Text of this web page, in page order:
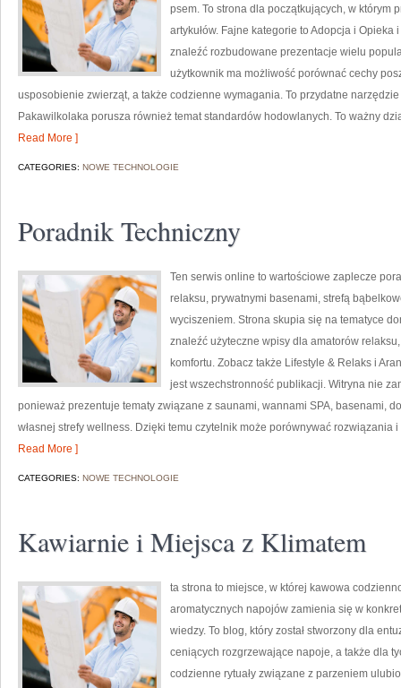
psem. To strona dla początkujących, w którym
artykułów. Fajne kategorie to Adopcja i
znaleźć rozbudowane prezentacje wielu
użytkownik ma możliwość porównać cechy
usposobienie zwierząt, a także codzienne wymagania. To przydatne
Pakawilkolaka porusza również temat standardów hodowlanych. To ważny
Read More ]
CATEGORIES: NOWE TECHNOLOGIE
Poradnik Techniczny
Ten serwis online to wartościowe zaplecze
relaksu, prywatnymi basenami, strefą
wyciszeniem. Strona skupia się na tematyce
znaleźć użyteczne wpisy dla amatorów
komfortu. Zobacz także Lifestyle & Relaks i
jest wszechstronność publikacji. Witryna nie
ponieważ prezentuje tematy związane z saunami, wannami SPA, basenami,
własnej strefy wellness. Dzięki temu czytelnik może porównywać
Read More ]
CATEGORIES: NOWE TECHNOLOGIE
Kawiarnie i Miejsca z Klimatem
ta strona to miejsce, w której kawowa
aromatycznych napojów zamienia się w
wiedzy. To blog, który został stworzony dla
ceniących rozgrzewające napoje, a także dla
codzienne rytuały związane z parzeniem